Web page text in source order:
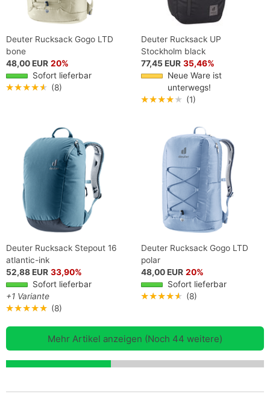
Deuter Rucksack Gogo LTD
bone
48,00 EUR 20%
Sofort lieferbar
★★★★★ (8)
Deuter Rucksack UP
Stockholm black
77,45 EUR 35,46%
Neue Ware ist
unterwegs!
★★★★★ (1)
Deuter Rucksack Stepout 16
atlantic-ink
52,88 EUR 33,90%
Sofort lieferbar
+1 Variante
★★★★★ (8)
Deuter Rucksack Gogo LTD
polar
48,00 EUR 20%
Sofort lieferbar
★★★★★ (8)
Mehr Artikel anzeigen (Noch 44 weitere)